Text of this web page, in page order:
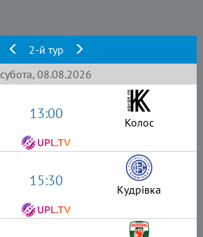
2-й тур
субота, 08.08.2026
13:00 Колос
15:30 Кудрівка